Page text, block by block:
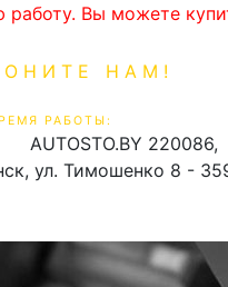
работу. Вы можете
НАМ!
РАБОТЫ:
AUTOSTO.BY 220086,
ул. Тимошенко 8 -